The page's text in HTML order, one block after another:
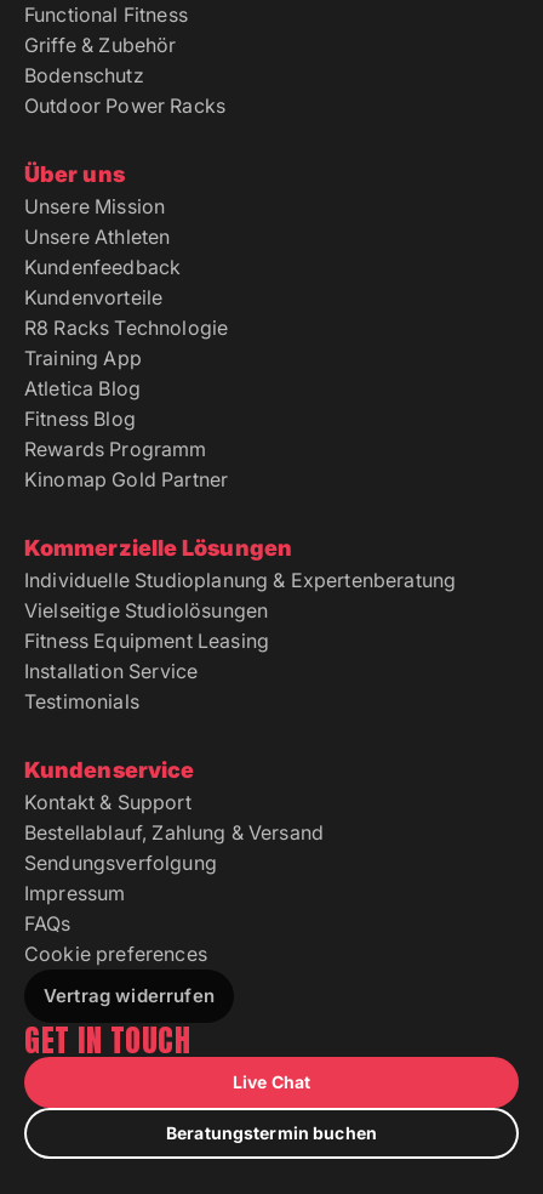
Functional Fitness
Griffe & Zubehör
Bodenschutz
Outdoor Power Racks
Über uns
Unsere Mission
Unsere Athleten
Kundenfeedback
Kundenvorteile
R8 Racks Technologie
Training App
Atletica Blog
Fitness Blog
Rewards Programm
Kinomap Gold Partner
Kommerzielle Lösungen
Individuelle Studioplanung & Expertenberatung
Vielseitige Studiolösungen
Fitness Equipment Leasing
Installation Service
Testimonials
Kundenservice
Kontakt & Support
Bestellablauf, Zahlung & Versand
Sendungsverfolgung
Impressum
FAQs
Cookie preferences
Vertrag widerrufen
GET IN TOUCH
Live Chat
Beratungstermin buchen